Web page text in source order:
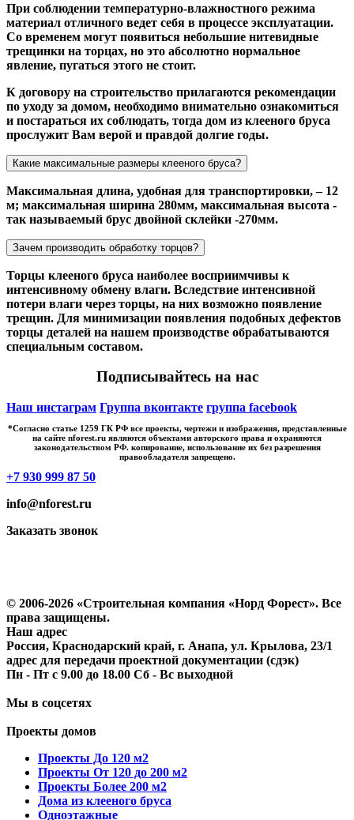
При соблюдении температурно-влажностного режима
материал отличного ведет себя в процессе эксплуатации.
Со временем могут появиться небольшие нитевидные
трещинки на торцах, но это абсолютно нормальное
явление, пугаться этого не стоит.
К договору на строительство прилагаются рекомендации
по уходу за домом, необходимо внимательно ознакомиться
и постараться их соблюдать, тогда дом из клееного бруса
прослужит Вам верой и правдой долгие годы.
Какие максимальные размеры клееного бруса?
Максимальная длина, удобная для транспортировки, – 12
м; максимальная ширина 280мм, максимальная высота -
так называемый брус двойной склейки -270мм.
Зачем производить обработку торцов?
Торцы клееного бруса наиболее восприимчивы к
интенсивному обмену влаги. Вследствие интенсивной
потери влаги через торцы, на них возможно появление
трещин. Для минимизации появления подобных дефектов
торцы деталей на нашем производстве обрабатываются
специальным составом.
Подписывайтесь на нас
Наш инстаграм Группа вконтакте группа facebook
*Cогласно статье 1259 ГК РФ все проекты, чертежи и изображения, представленные
на сайте nforest.ru являются объектами авторского права и охраняются
законодательством РФ. копирование, использование их без разрешения
правообладателя запрещено.
+7 930 999 87 50
info@nforest.ru
Заказать звонок
© 2006-2026 «Строительная компания «Норд Форест». Все
права защищены.
Наш адрес
Россия, Краснодарский край, г. Анапа, ул. Крылова, 23/1
адрес для передачи проектной документации (сдэк)
Пн - Пт с 9.00 до 18.00 Сб - Вс выходной
Мы в соцсетях
Проекты домов
Проекты До 120 м2
Проекты От 120 до 200 м2
Проекты Более 200 м2
Дома из клееного бруса
Одноэтажные